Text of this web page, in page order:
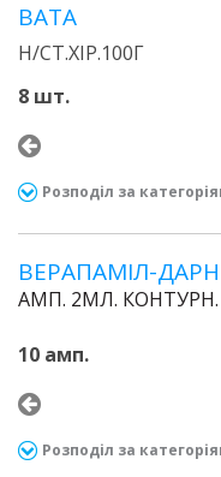
ВАТА
Н/СТ.ХІР.100Г
8 шт.
Розподіл за
ВЕРАПАМІЛ-
АМП. 2МЛ. КОНТУРН.
10 амп.
Розподіл за